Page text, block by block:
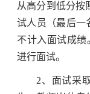
从高分到低分按
试人员（最后一
不计入面试成绩
进行面试。
2、面试采